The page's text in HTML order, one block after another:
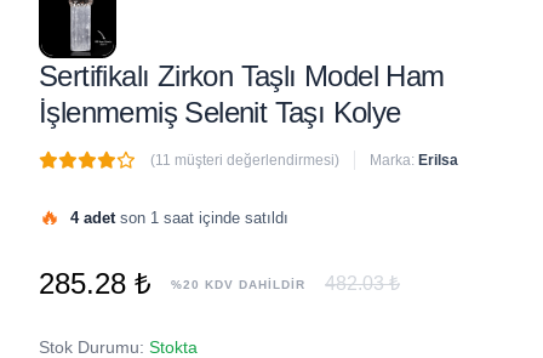
Sertifikalı Zirkon Taşlı Model Ham
İşlenmemiş Selenit Taşı Kolye
(11 müşteri değerlendirmesi) Marka: Erilsa
🔥 4 adet son 1 saat içinde satıldı
285.28 ₺ %20 KDV DAHİLDİR 482.03 ₺
Stok Durumu: Stokta